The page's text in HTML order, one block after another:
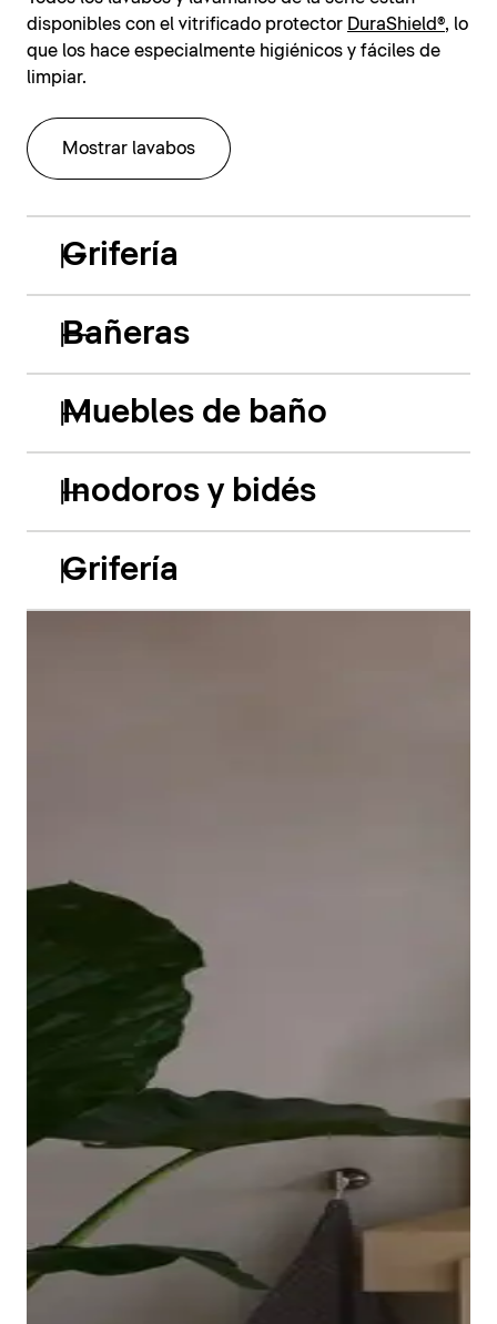
disponibles con el vitrificado protector DuraShield®, lo
que los hace especialmente higiénicos y fáciles de
limpiar.
Mostrar lavabos
Grifería
Los grifos adecuados para lavabo, bidé, ducha y
bañera completan la gama de la serie Balcoon. Su
manilla elíptica se integra en el cuerpo del grifo con
un suave arco y resulta muy agradable al tacto.
Bañeras
esquinas y es fácil de limpiar. El interior ergonómico,
disponible en Blanco o Blanco mate, invita a relajarse
Mostrar bañeras
Muebles de baño
Inodoros y bidés
Grifería